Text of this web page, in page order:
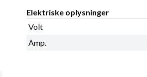
Elektriske oplysninger
Volt
Amp.